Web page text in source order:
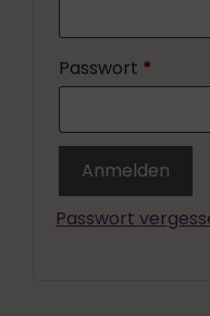
Passwort *
Anmelden
Passwort